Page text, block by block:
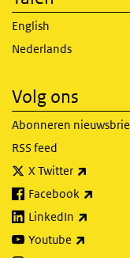
English
Nederlands
Volg ons
Abonneren
RSS feed
X Twitter
Facebook
LinkedIn
Youtube